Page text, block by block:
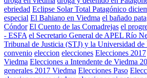
ebriedad Eclipse Solar Total Patagónico
especial El Bahiano en Viedma el bañado
Cóndor El Cuento de las Comadrejas el
- ESFA el Secretario General de APEL Río
Tribunal de Justicia (STJ) y la Universidad
convenio eleccion elecciones Elecciones 2017
Viedma Elecciones a Intendente de Viedma
generales 2017 Viedma Elecciones Paso